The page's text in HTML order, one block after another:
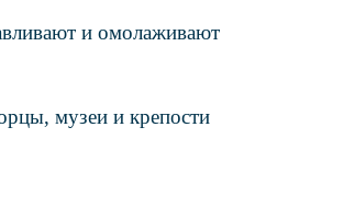
и омолаживают
музеи и крепости